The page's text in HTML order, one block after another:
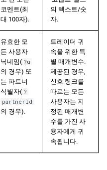
코멘트(최
대 100자).
의 텍스트/숫
자.
유효한 모
든 사용자
닉네임( ?u
의 경우) 또
는 파트너
식별자( ?
partnerId
의 경우).
트레이더 귀
속을 위한 특
별 매개변수.
제공된 경우,
신호 링크를
따르는 모든
사용자는 지
정된 매개변
수를 가진 사
용자에게 귀
속됩니다.